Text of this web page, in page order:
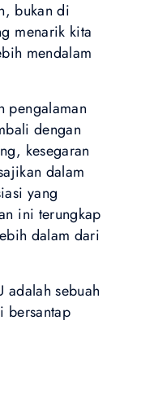
bukan di
menarik kita
mendalam
pengalaman
dengan
kesegaran
dalam
yang
ini terungkap
dalam dari
adalah sebuah
bersantap